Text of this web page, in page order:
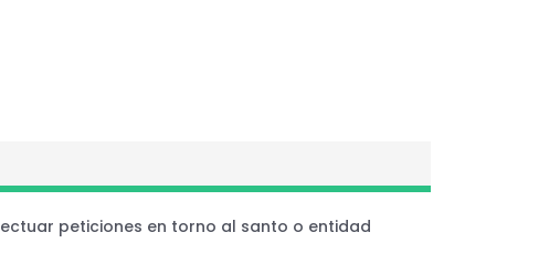
peticiones en torno al santo o entidad